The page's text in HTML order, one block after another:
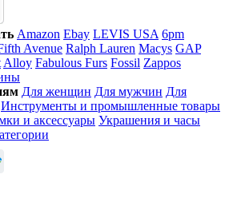
Amazon Ebay LEVIS USA 6pm
Avenue Ralph Lauren Macys GAP
Alloy Fabulous Furs Fossil Zappos
Для женщин Для мужчин Для
Инструменты и промышленные товары
и аксессуары Украшения и часы